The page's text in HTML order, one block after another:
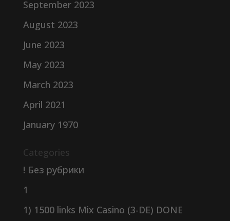
September 2023
August 2023
June 2023
May 2023
March 2023
April 2021
January 1970
Categories
! Без рубрики
1
1) 1500 links Mix Casino (3-DE) DONE